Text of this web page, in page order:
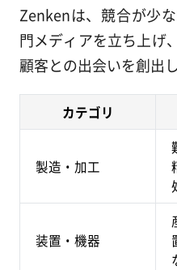
Zenkenは、競合が少
門メディアを立ち上げ
顧客との出会いを創出
カテゴリ
製造・加工
装置・機器